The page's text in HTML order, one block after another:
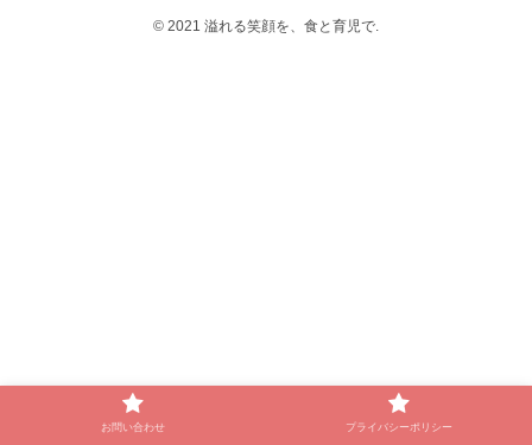
© 2021 溢れる笑顔を、食と育児で.
お問い合わせ プライバシーポリシー